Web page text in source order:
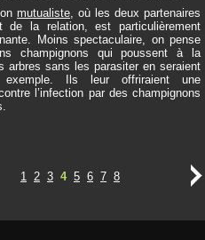
mutualiste, où les deux partenaires
de la relation, est particulièrement
Moins spectaculaire, on pense
champignons qui poussent à la
arbres sans les parasiter en seraient
Ils leur offriraient une
l’infection par des champignons
1 2 3 4 5 6 7 8